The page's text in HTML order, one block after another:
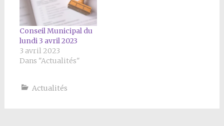
Conseil Municipal du
lundi 3 avril 2023
3 avril 2023
Dans "Actualités"
Actualités